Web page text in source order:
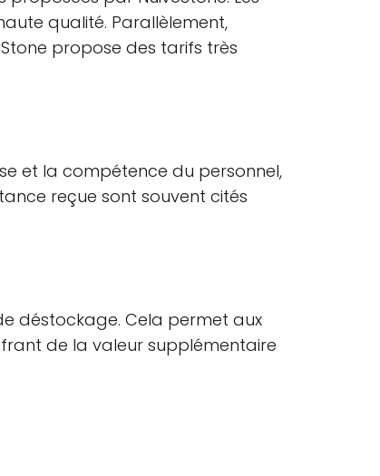
qualité. Parallèlement,
propose des tarifs très
et la compétence du personnel,
reçue sont souvent cités
déstockage. Cela permet aux
de la valeur supplémentaire